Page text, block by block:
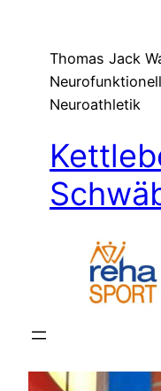
springenThomas Jack
Neuroathletik